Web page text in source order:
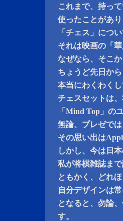
これまで、持っ
使ったことがあ
「チェス」につ
それは映画の「
なぜなら、そこ
ちょうど先日か
本当にわくわく
チェスセットは
「Mind Top」の
無論、プレゼで
その思い出は
しかし、今は日
私が将棋雑誌ま
ともかく、どれ
自分デザインは
となると、勿論
す。